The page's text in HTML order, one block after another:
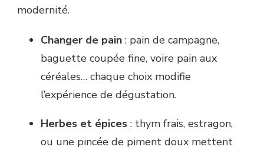
modernité.
Changer de pain : pain de campagne,
baguette coupée fine, voire pain aux
céréales… chaque choix modifie
l’expérience de dégustation.
Herbes et épices : thym frais, estragon,
ou une pincée de piment doux mettent